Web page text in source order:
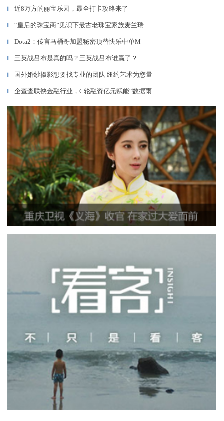
▎ 近8万方的丽宝乐园，最全打卡攻略来了
▎ “皇后的珠宝商”见识下最古老珠宝家族麦兰瑞
▎ Dota2：传言马桶哥加盟秘密顶替快乐中单M
▎ 三英战吕布是真的吗？三英战吕布谁赢了？
▎ 国外婚纱摄影想要找专业的团队 纽约艺术为您量
▎ 企查查联袂金融行业，C轮融资亿元赋能“数据雨